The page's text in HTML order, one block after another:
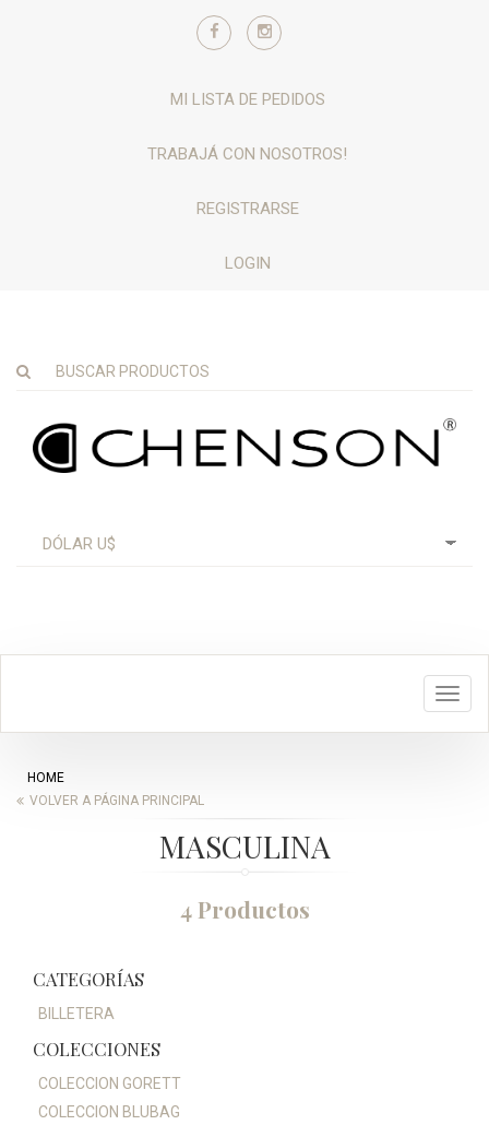
MI LISTA DE PEDIDOS
TRABAJÁ CON NOSOTROS!
REGISTRARSE
LOGIN
HOME
VOLVER A PÁGINA PRINCIPAL
MASCULINA
4 Productos
CATEGORÍAS
BILLETERA
COLECCIONES
COLECCION GORETT
COLECCION BLUBAG